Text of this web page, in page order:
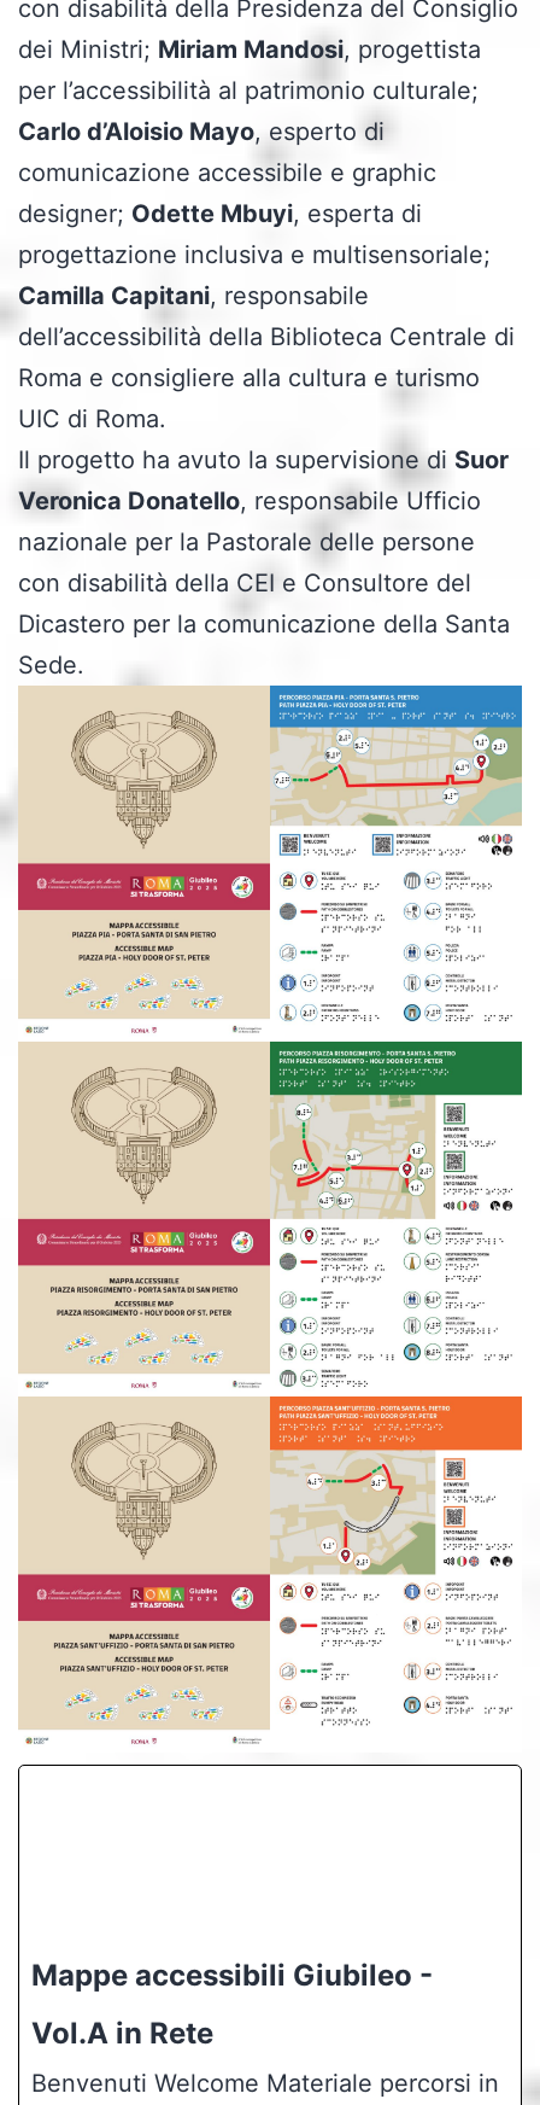
con disabilità della Presidenza del Consiglio
dei Ministri; Miriam Mandosi, progettista
per l’accessibilità al patrimonio culturale;
Carlo d’Aloisio Mayo, esperto di
comunicazione accessibile e graphic
designer; Odette Mbuyi, esperta di
progettazione inclusiva e multisensoriale;
Camilla Capitani, responsabile
dell’accessibilità della Biblioteca Centrale di
Roma e consigliere alla cultura e turismo
UIC di Roma.
Il progetto ha avuto la supervisione di Suor
Veronica Donatello, responsabile Ufficio
nazionale per la Pastorale delle persone
con disabilità della CEI e Consultore del
Dicastero per la comunicazione della Santa
Sede.
Mappe accessibili Giubileo -
Vol.A in Rete
Benvenuti Welcome Materiale percorsi in